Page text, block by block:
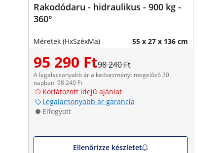
Rakodódaru - hidraulikus - 900 kg -
360°
Méretek (HxSzéxMa) 55 x 27 x 136 cm
95 290 Ft98 240 Ft
A legalacsonyabb ár a kedvezményt megelőző 30
napban: 98 240 Ft
Korlátozott idejű ajánlat
Legalacsonyabb ár garancia
Elfogyott
Ellenőrizze készletet